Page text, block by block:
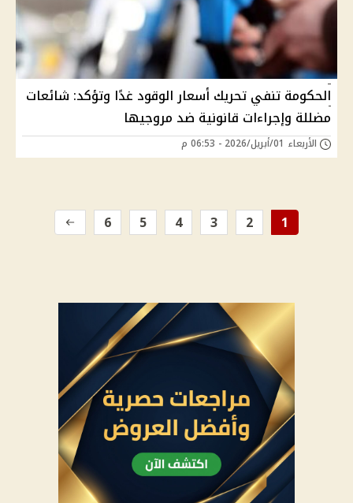
الحكومة تنفي تحريك أسعار الوقود غدًا وتؤكد: شائعات
مضللة وإجراءات قانونية ضد مروجيها
الأربعاء 01/أبريل/2026 - 06:53 م
1
2
3
4
5
6